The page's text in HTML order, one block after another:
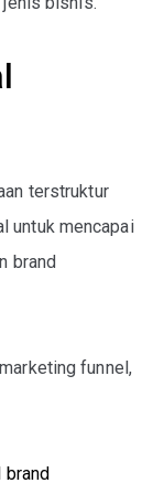
terstruktur
untuk mencapai
brand
marketing funnel ,